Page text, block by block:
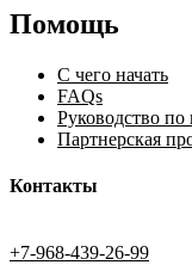
Помощь
С чего начать
FAQs
Руководство по
Партнерская
Контакты
+7-968-439-26-99